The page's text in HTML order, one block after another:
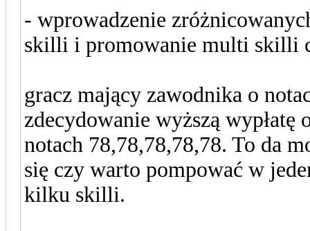
- wprowadzenie
skilli i promowanie multi skilli
gracz mający zawodnika o
zdecydowanie wyższą wypłatę
notach 78,78,78,78,78. To da
się czy warto pompować w
kilku skilli.